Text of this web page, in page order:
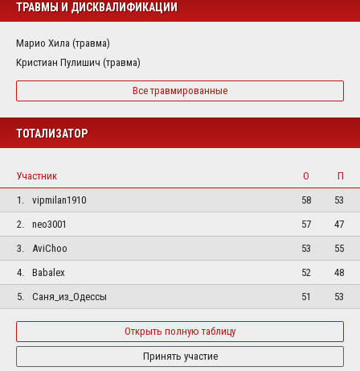
ТРАВМЫ И ДИСКВАЛИФИКАЦИИ
Марио Хила (травма)
Кристиан Пулишич (травма)
Все травмированные
ТОТАЛИЗАТОР
Участник О
П
1.
vipmilan1910 58
53
2.
neo3001 57
47
3.
AviChoo 53
55
4.
Babalex 52
48
5.
Саня_из_Одессы 51 53
Открыть полную таблицу
Принять участие